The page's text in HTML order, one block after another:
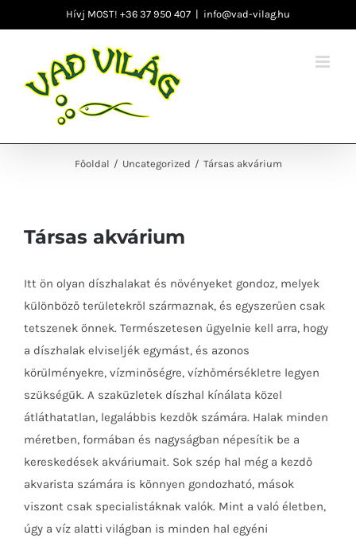
Hívj MOST! +36 37 950 407 | info@vad-vilag.hu
Főoldal / Uncategorized / Társas akvárium
Társas akvárium
Itt ön olyan díszhalakat és növényeket gondoz, melyek
különböző területekről származnak, és egyszerűen csak
tetszenek önnek. Természetesen ügyelnie kell arra, hogy
a díszhalak elviseljék egymást, és azonos
körülményekre, vízminőségre, vízhőmérsékletre legyen
szükségük. A szaküzletek díszhal kínálata közel
átláthatatlan, legalábbis kezdők számára. Halak minden
méretben, formában és nagyságban népesítik be a
kereskedések akváriumait. Sok szép hal még a kezdő
akvarista számára is könnyen gondozható, mások
viszont csak specialistáknak valók. Mint a való életben,
úgy a víz alatti világban is minden hal egyéni